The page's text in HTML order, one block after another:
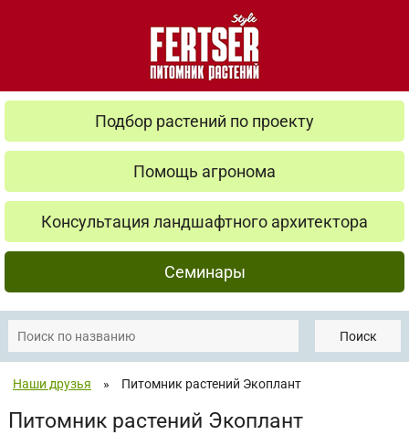
Подбор растений по проекту
Помощь агронома
Консультация ландшафтного архитектора
Семинары
Поиск
Наши друзья » Питомник растений Экоплант
Питомник растений Экоплант